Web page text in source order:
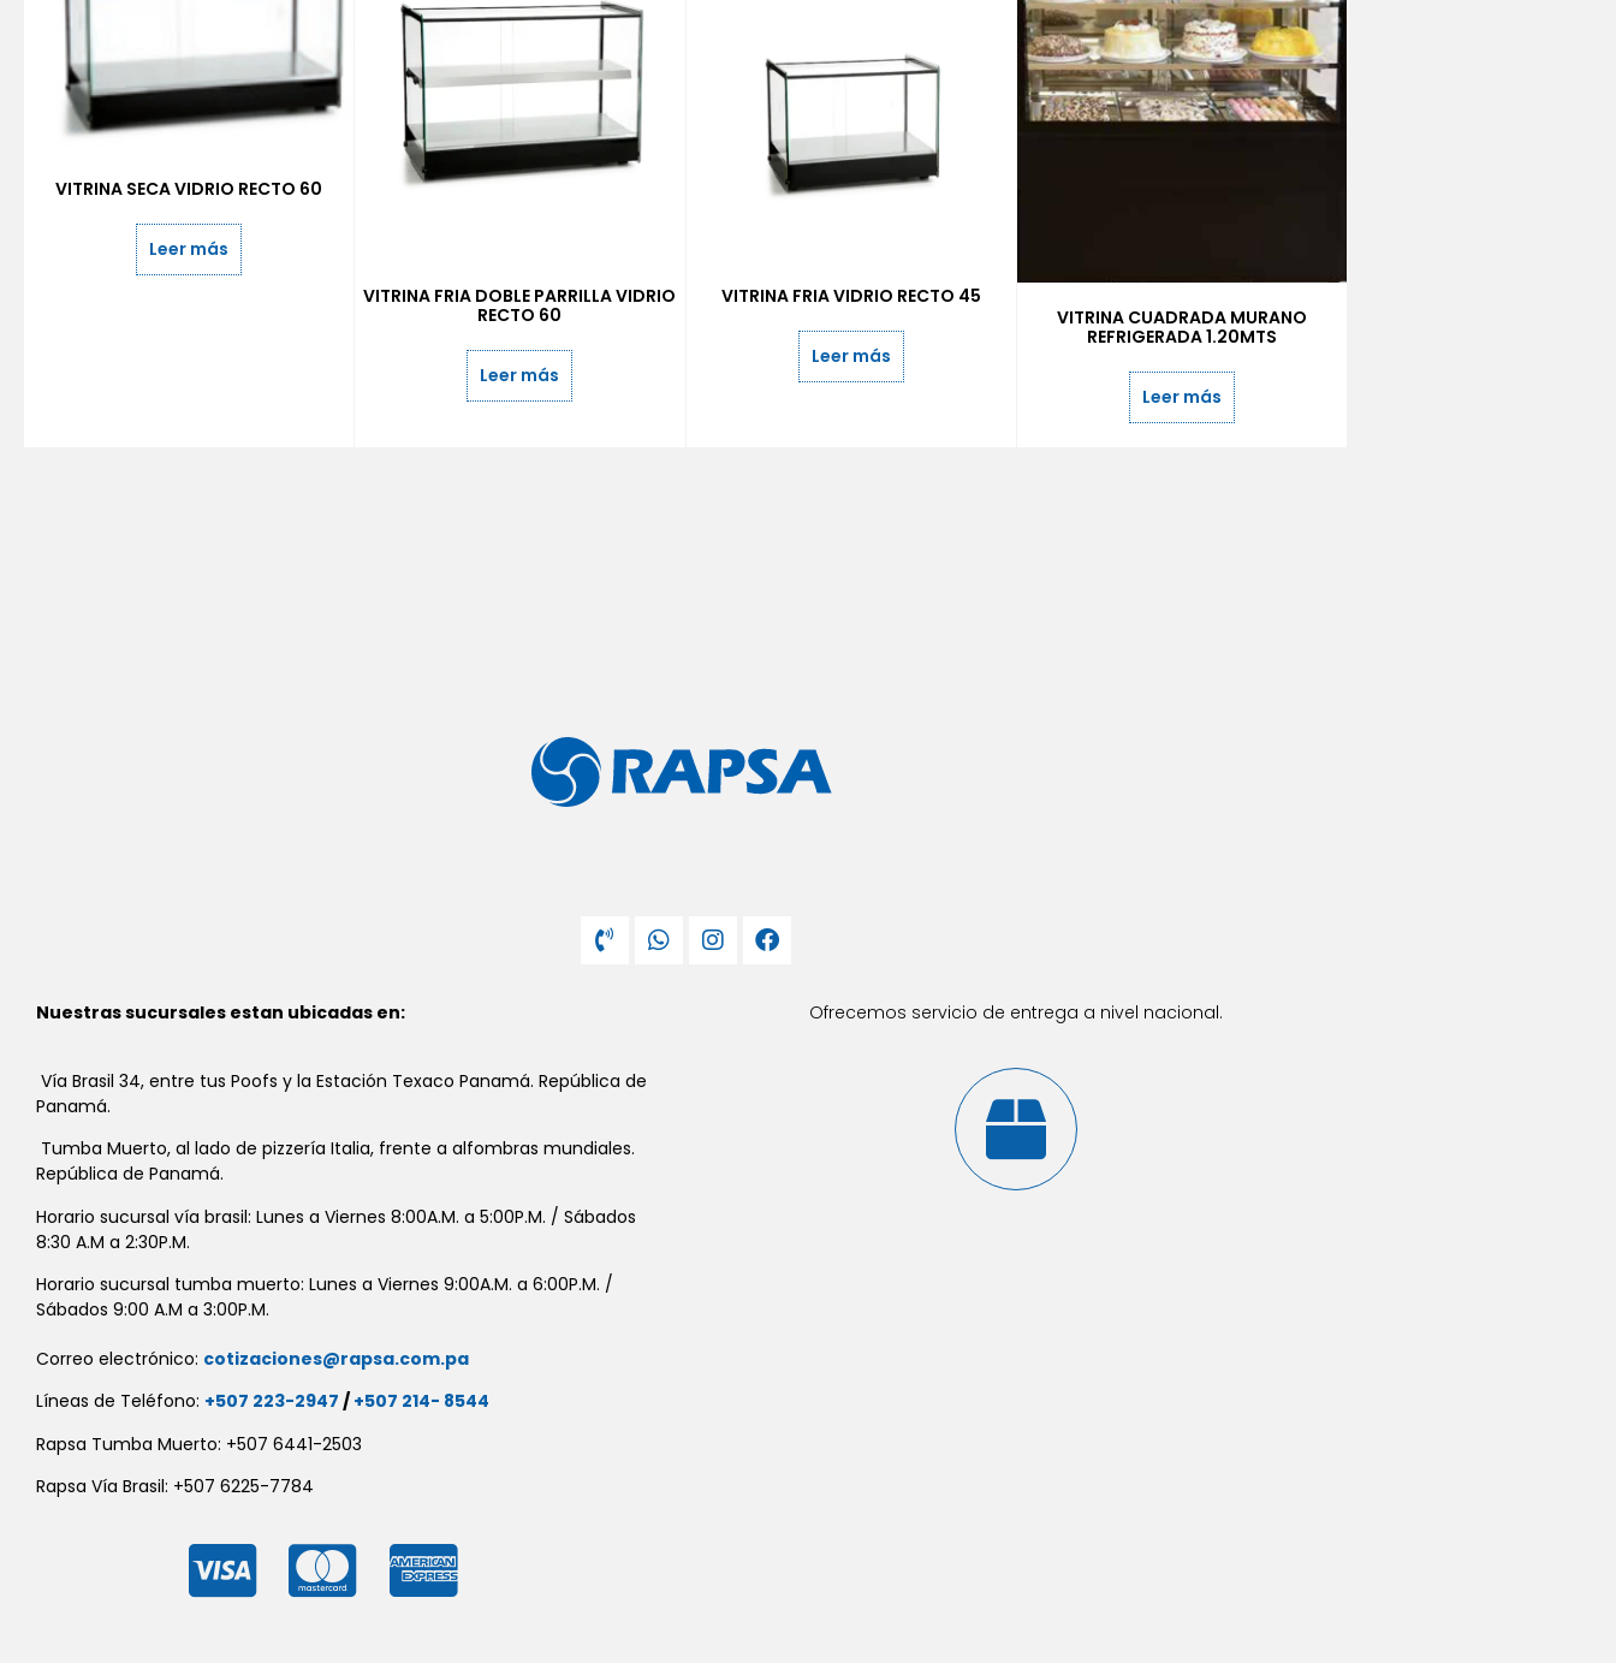
VITRINA SECA VIDRIO RECTO 60
Leer más
VITRINA FRIA DOBLE PARRILLA VIDRIO
RECTO 60
Leer más
VITRINA FRIA VIDRIO RECTO 45
Leer más
VITRINA CUADRADA MURANO
REFRIGERADA 1.20MTS
Leer más
Nuestras sucursales estan ubicadas en:
Vía Brasil 34, entre tus Poofs y la Estación Texaco Panamá. República de
Panamá.
Tumba Muerto, al lado de pizzería Italia, frente a alfombras mundiales.
República de Panamá.
Horario sucursal vía brasil: Lunes a Viernes 8:00A.M. a 5:00P.M. / Sábados
8:30 A.M a 2:30P.M.
Horario sucursal tumba muerto: Lunes a Viernes 9:00A.M. a 6:00P.M. /
Sábados 9:00 A.M a 3:00P.M.
Correo electrónico: cotizaciones@rapsa.com.pa
Líneas de Teléfono: +507 223-2947 / +507 214- 8544
Rapsa Tumba Muerto: +507 6441-2503
Rapsa Vía Brasil: +507 6225-7784
Ofrecemos servicio de entrega a nivel nacional.